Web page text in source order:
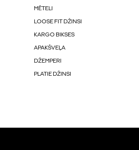
MĒTELI
LOOSE FIT DŽINSI
KARGO BIKSES
APAKŠVEĻA
DŽEMPERI
PLATIE DŽINSI